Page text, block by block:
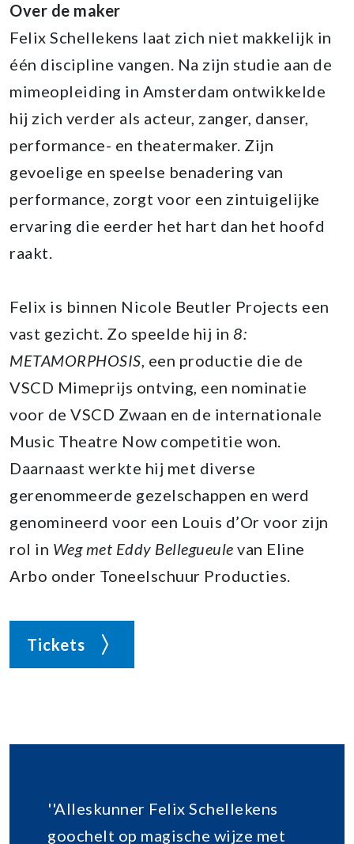
Over de maker
Felix Schellekens laat zich niet makkelijk in
één discipline vangen. Na zijn studie aan de
mimeopleiding in Amsterdam ontwikkelde
hij zich verder als acteur, zanger, danser,
performance- en theatermaker. Zijn
gevoelige en speelse benadering van
performance, zorgt voor een zintuigelijke
ervaring die eerder het hart dan het hoofd
raakt.
Felix is binnen Nicole Beutler Projects een
vast gezicht. Zo speelde hij in 8:
METAMORPHOSIS, een productie die de
VSCD Mimeprijs ontving, een nominatie
voor de VSCD Zwaan en de internationale
Music Theatre Now competitie won.
Daarnaast werkte hij met diverse
gerenommeerde gezelschappen en werd
genomineerd voor een Louis d’Or voor zijn
rol in Weg met Eddy Bellegueule van Eline
Arbo onder Toneelschuur Producties.
Tickets
''Alleskunner Felix Schellekens
goochelt op magische wijze met